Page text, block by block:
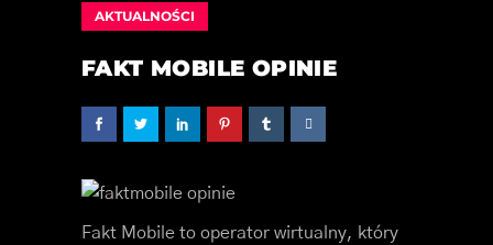
AKTUALNOŚCI
FAKT MOBILE OPINIE
Fakt Mobile to operator wirtualny, który